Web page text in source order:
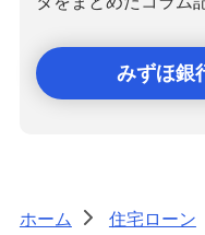
みずほ銀
ホーム > 住宅ローン